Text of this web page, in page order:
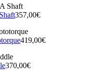
357,00€
419,00€
370,00€